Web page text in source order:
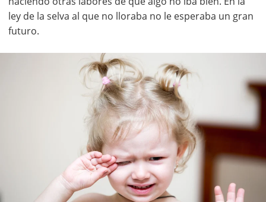
ley de la selva al que no lloraba no le esperaba un gran
futuro.